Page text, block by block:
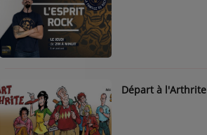
Départ à l'Arthrite